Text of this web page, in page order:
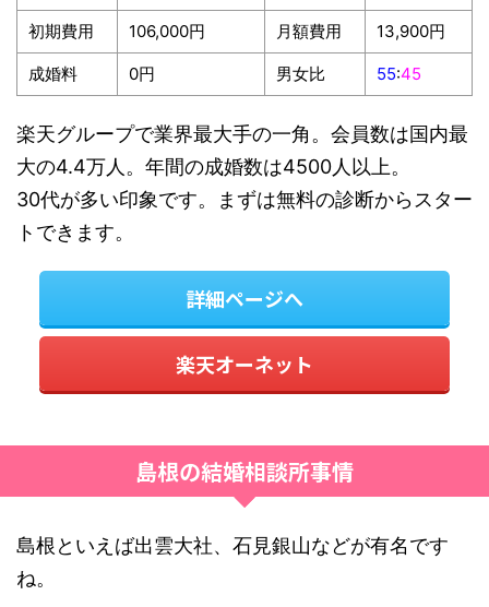
初期費用 106,000円 月額費用 13,900円
成婚料 0円 男女比 55:45
楽天グループで業界最大手の一角。会員数は国内最
大の4.4万人。年間の成婚数は4500人以上。
30代が多い印象です。まずは無料の診断からスター
トできます。
詳細ページへ
楽天オーネット
島根の結婚相談所事情
島根といえば出雲大社、石見銀山などが有名です
ね。